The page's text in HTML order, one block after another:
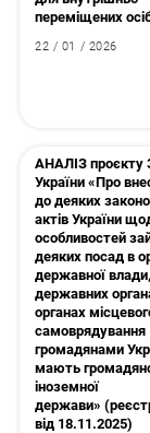
переміщених
22 / 01 / 2026
АНАЛІЗ проєкту
України «Про
до деяких
актів України
особливостей
деяких посад в
державної
державних
органах
самоврядування
громадянами
мають
іноземної
держави»
від 18.11.2025)